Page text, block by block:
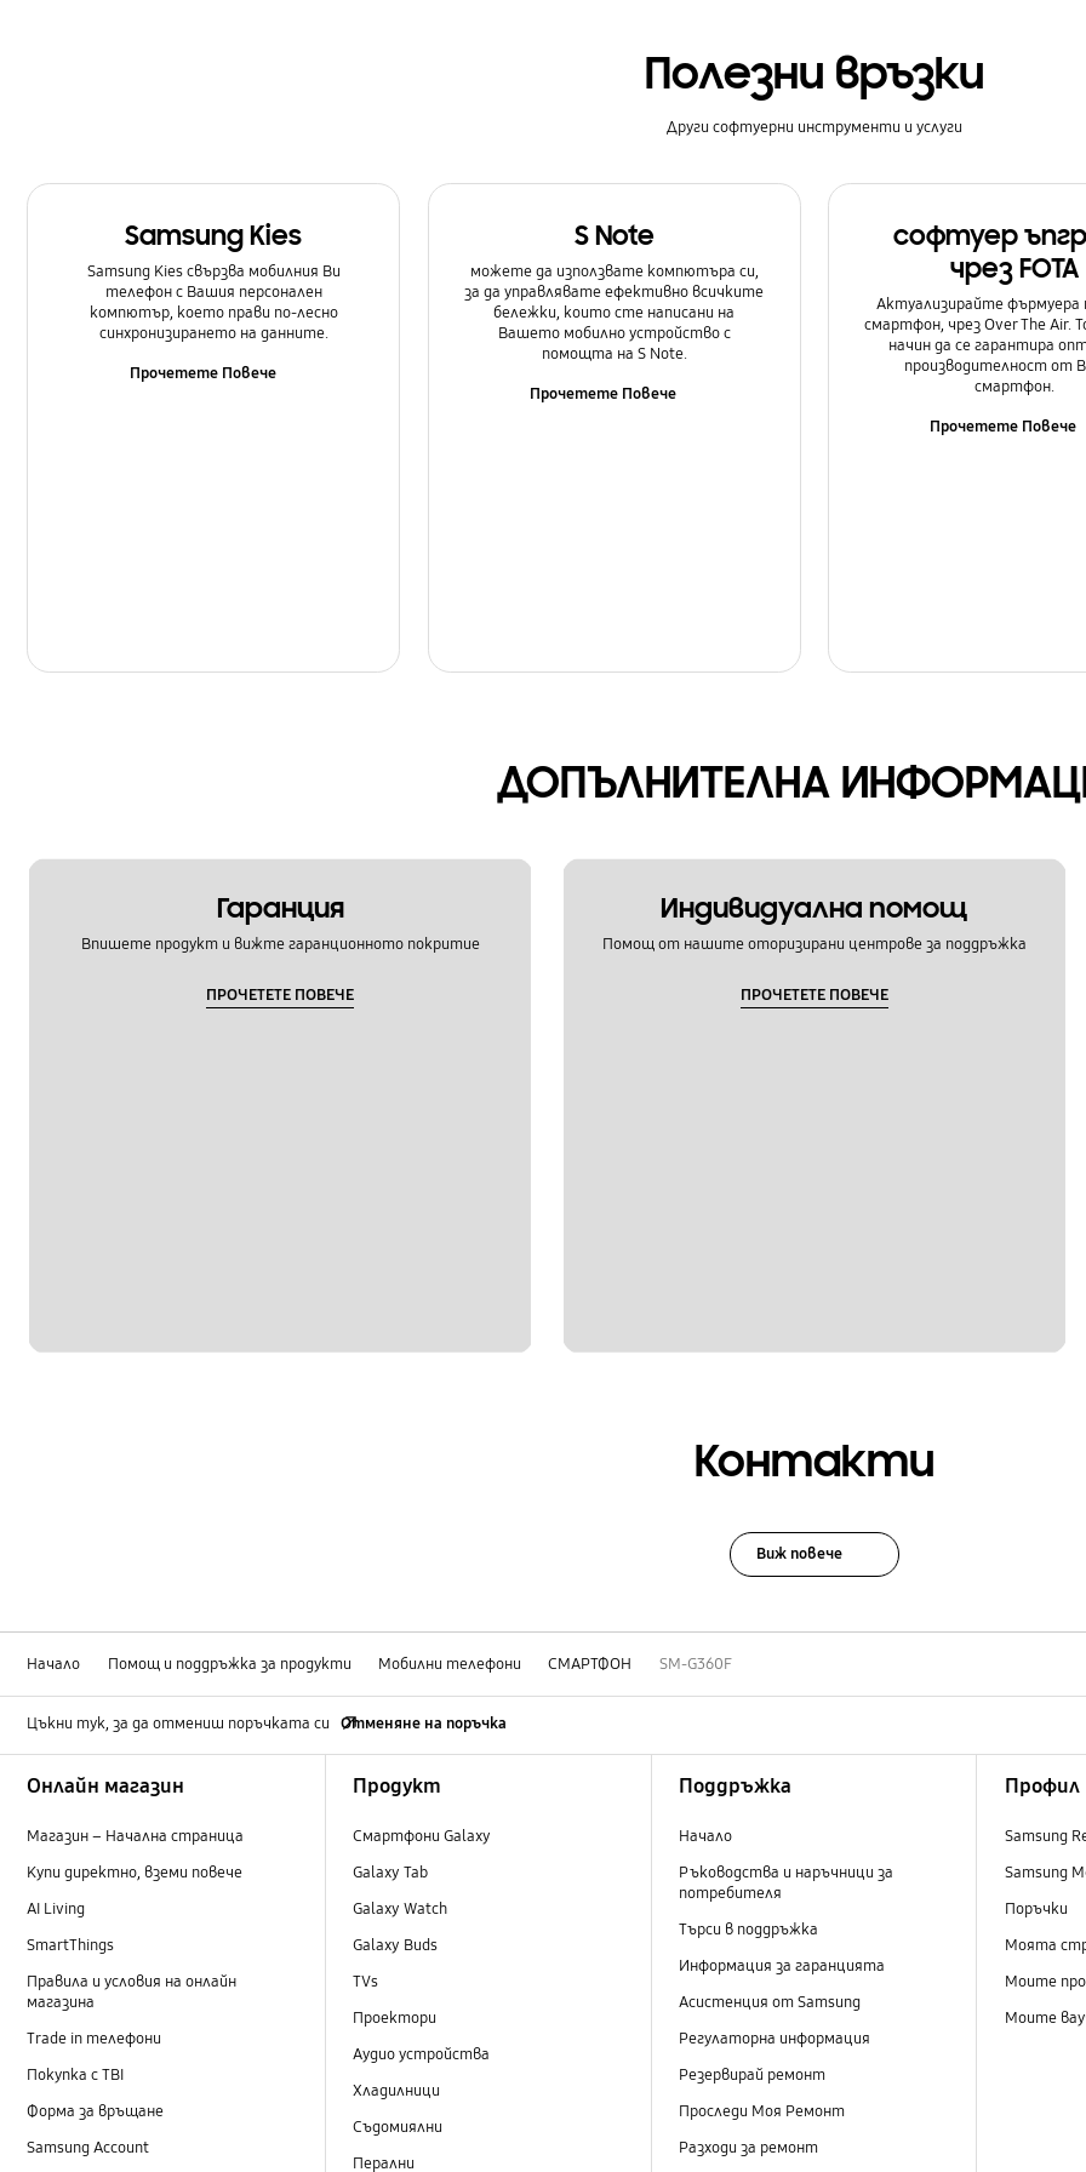
Самсунг Приложения
Полезни връзки
Други софтуерни инструменти и услуги
Samsung Kies
Samsung Kies свързва мобилния Ви
телефон с Вашия персонален
компютър, което прави по-лесно
синхронизирането на данните.
Прочетете Повече
S Note
можете да използвате компютъра си,
за да управлявате ефективно всичките
бележки, които сте написани на
Вашето мобилно устройство с
помощта на S Note.
Прочетете Повече
софтуер
чрез FOTA
Актуализирайте фърмуера
смартфон, чрез Over The Air.
начин да се гарантира
производителност от
смартфон.
Прочетете Повече
ДОПЪЛНИТЕЛНА
Гаранция
Впишете продукт и вижте гаранционното покритие
ПРОЧЕТЕТЕ ПОВЕЧЕ
Индивидуална помощ
Помощ от нашите оторизирани центрове за поддръжка
ПРОЧЕТЕТЕ ПОВЕЧЕ
Контакти
Виж повече
Начало Помощ и поддръжка за продукти Мобилни телефони СМАРТФОН SM-G360F
Цъкни тук, за да отмениш поръчката си Отменяне на поръчка
Онлайн магазин
Магазин – Начална страница
Купи директно, вземи повече
AI Living
SmartThings
Правила и условия на онлайн
магазина
Trade in телефони
Покупка с TBI
Форма за връщане
Samsung Account
Продукт
Смартфони Galaxy
Galaxy Tab
Galaxy Watch
Galaxy Buds
TVs
Проектори
Аудио устройства
Хладилници
Съдомиялни
Перални
Поддръжка
Начало
Ръководства и наръчници за
потребителя
Търси в поддръжка
Информация за гаранцията
Асистенция от Samsung
Регулаторна информация
Резервирай ремонт
Проследи Моя Ремонт
Разходи за ремонт
Профил
Samsung
Samsung
Поръчки
Моята
Моите
Моите